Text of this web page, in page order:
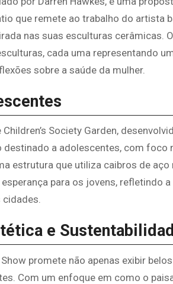
que remete ao trabalho do artista
nas suas esculturas cerâmicas.
cada uma representando
sobre a saúde da mulher.
Society Garden,
a adolescentes, com foco
estrutura que utiliza caibros de
para os jovens, refletindo
cidades.
e
promete não apenas exibir
Com um enfoque em como o